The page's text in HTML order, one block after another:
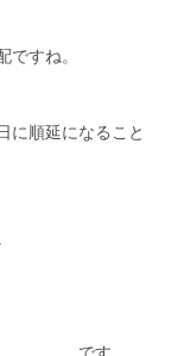
すね。
に順延になること
ト です。